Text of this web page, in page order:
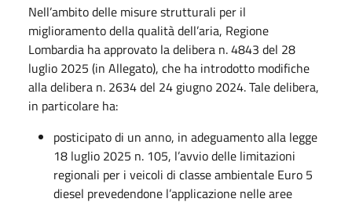
Nell’ambito delle misure strutturali per il
miglioramento della qualità dell’aria, Regione
Lombardia ha approvato la delibera n. 4843 del 28
luglio 2025 (in Allegato), che ha introdotto modifiche
alla delibera n. 2634 del 24 giugno 2024. Tale delibera,
in particolare ha:
posticipato di un anno, in adeguamento alla legge
18 luglio 2025 n. 105, l’avvio delle limitazioni
regionali per i veicoli di classe ambientale Euro 5
diesel prevedendone l’applicazione nelle aree